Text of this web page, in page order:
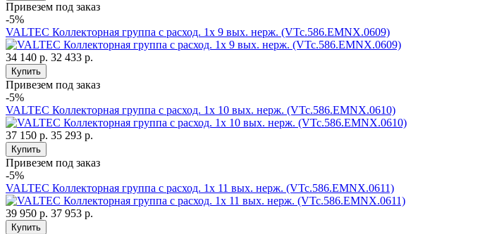
Привезем под заказ
-5%
VALTEC Коллекторная группа с расход. 1х 9 вых. нерж. (VTc.586.EMNX.0609)
34 140 р. 32 433 р.
Купить
Привезем под заказ
-5%
VALTEC Коллекторная группа с расход. 1х 10 вых. нерж. (VTc.586.EMNX.0610)
37 150 р. 35 293 р.
Купить
Привезем под заказ
-5%
VALTEC Коллекторная группа с расход. 1х 11 вых. нерж. (VTc.586.EMNX.0611)
39 950 р. 37 953 р.
Купить